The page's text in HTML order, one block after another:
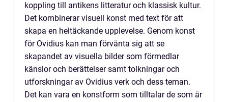
koppling till antikens litteratur och klassisk kultur.
Det kombinerar visuell konst med text för att
skapa en heltäckande upplevelse. Genom konst
för Ovidius kan man förvänta sig att se
skapandet av visuella bilder som förmedlar
känslor och berättelser samt tolkningar och
utforskningar av Ovidius verk och dess teman.
Det kan vara en konstform som tilltalar de som är